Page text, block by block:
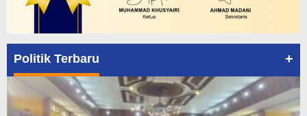
Politik Terbaru +